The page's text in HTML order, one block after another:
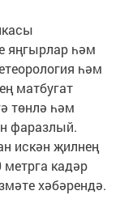
яңгырлар һәм
һәм
матбугат
төнлә һәм
фаразлый.
искән җилнең
кадәр
хәбәрендә.